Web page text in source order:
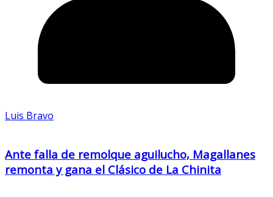
Luis Bravo
Ante falla de remolque aguilucho, Magallanes
remonta y gana el Clásico de La Chinita